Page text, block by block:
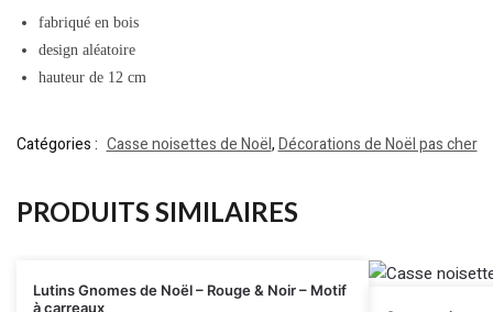
fabriqué en bois
design aléatoire
hauteur de 12 cm
Catégories : Casse noisettes de Noël,Décorations de Noël pas cher
PRODUITS SIMILAIRES
Lutins Gnomes de Noël – Rouge & Noir – Motif
à carreaux